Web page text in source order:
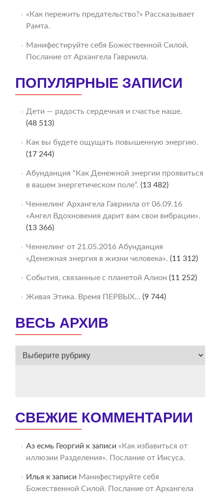
«Как пережить предательство?» Рассказывает
Рамта.
Манифестируйте себя Божественной Силой.
Послание от Архангела Гавриила.
ПОПУЛЯРНЫЕ ЗАПИСИ
Дети — радость сердечная и счастье наше.
(48 513)
Как вы будете ощущать повышенную энергию.
(17 244)
Абунданция “Как Денежной энергии проявиться
в вашем энергетическом поле“. (13 482)
Ченнелинг Архангела Гавриила от 06.09.16
«Ангел Вдохновения дарит вам свои вибрации».
(13 366)
Ченнелинг от 21.05.2016 Абунданция
«Денежная энергия в жизни человека». (11 312)
События, связанные с планетой Алион (11 252)
Живая Этика. Время ПЕРВЫХ… (9 744)
ВЕСЬ АРХИВ
ВЕСЬ
СВЕЖИЕ КОММЕНТАРИИ
Аз есмь Георгий к записи «Как избавиться от
иллюзии Разделения». Послание от Иисуса.
Илья к записи Манифестируйте себя
Божественной Силой. Послание от Архангела